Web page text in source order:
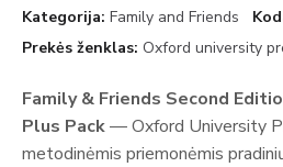
Kategorija Family and Friends
Prekės ženklas Oxford university
Family & Friends Second
Plus Pack— Oxford University
metodinėmis priemonėmis